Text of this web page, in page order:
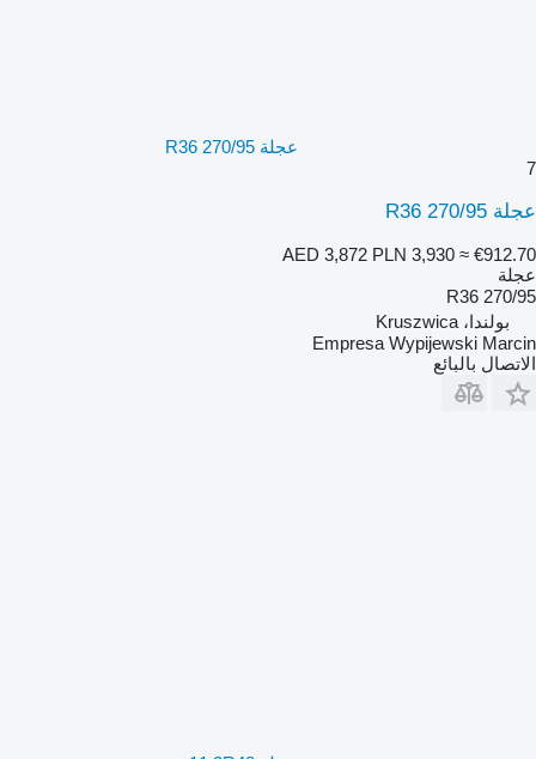
عجلة 270/95 R36
7
عجلة 270/95 R36
AED 3,872 PLN 3,930 ≈ €912.70
عجلة
270/95 R36
بولندا، Kruszwica
Empresa Wypijewski Marcin
الاتصال بالبائع